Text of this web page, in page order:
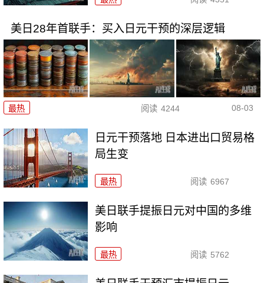
美日28年首联手：买入日元干预的深层逻辑
最热 阅读 4244 08-03
日元干预落地 日本进出口贸易格
局生变
最热 阅读 6967
美日联手提振日元对中国的多维
影响
最热 阅读 5762